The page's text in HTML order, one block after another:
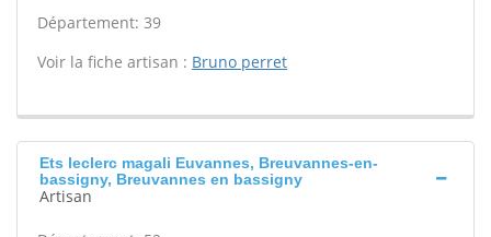
Département: 39
Voir la fiche artisan : Bruno perret
Ets leclerc magali Euvannes, Breuvannes-en-
bassigny, Breuvannes en bassigny
Artisan